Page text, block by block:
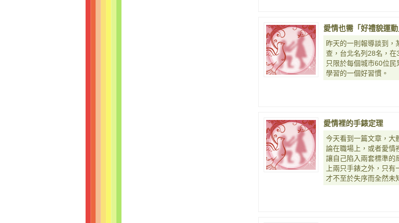
愛情也需「好禮貌運動
昨天的一則報導談到，
查，台北名列28名，
只限於每個城市60位
學習的一個好習慣。
愛情裡的手錶定理
今天看到一篇文章，大
論在職場上，或者愛情
讓自己陷入兩套標準的
上兩只手錶之外，只
才不至於失序而全然未